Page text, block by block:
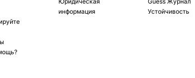
информация
Устойчивость